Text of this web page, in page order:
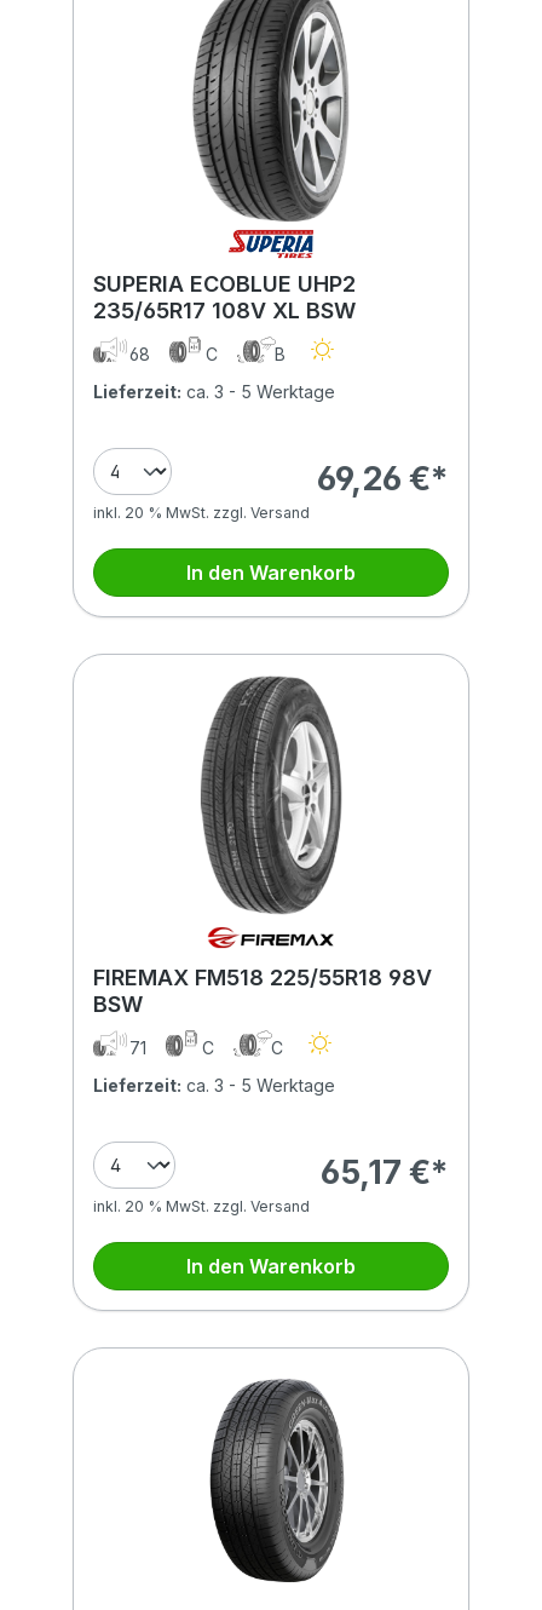
SUPERIA ECOBLUE UHP2
235/65R17 108V XL BSW
68 C
B
Lieferzeit: ca. 3 - 5 Werktage
69,26 €*
inkl. 20 % MwSt. zzgl. Versand
In den Warenkorb
FIREMAX FM518 225/55R18 98V
BSW
71 C
C
Lieferzeit: ca. 3 - 5 Werktage
65,17 €*
inkl. 20 % MwSt. zzgl. Versand
In den Warenkorb